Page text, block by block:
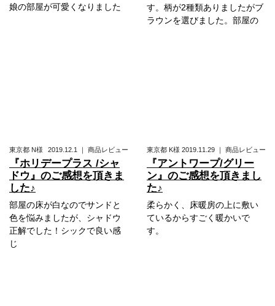
娘の部屋が可愛くなりました
す。柄が2種類ありましたがブ
ラウンを選びました。部屋の
東京都 N様 2019.12.1 ｜ 商品レビュー
『ホリデープラス /シャ
ドウ』のご感想を頂きま
した♪
部屋の床が白なのでサンドと
色を悩みましたが、シャドウ
正解でした！シックで良い感
じ
東京都 K様 2019.11.29 ｜ 商品レビュー
『アントワープ/グリー
ン』のご感想を頂きまし
た♪
柔らかく、床暖房の上に敷い
ているからすごく暖かいで
す。